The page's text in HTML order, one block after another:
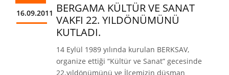
16.09.2011 BERGAMA KÜLTÜR VE SANAT
VAKFI 22. YILDÖNÜMÜNÜ
KUTLADI.
14 Eylül 1989 yılında kurulan BERKSAV,
organize ettiği “Kültür ve Sanat” gecesinde
22.yıldönümünü ve İlçemizin düşman